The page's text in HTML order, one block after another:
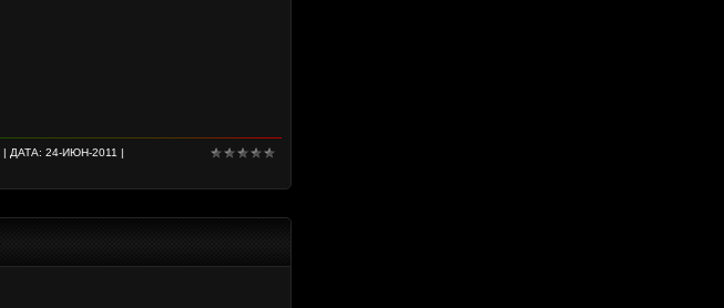
| ДАТА: 24-ИЮН-2011 |